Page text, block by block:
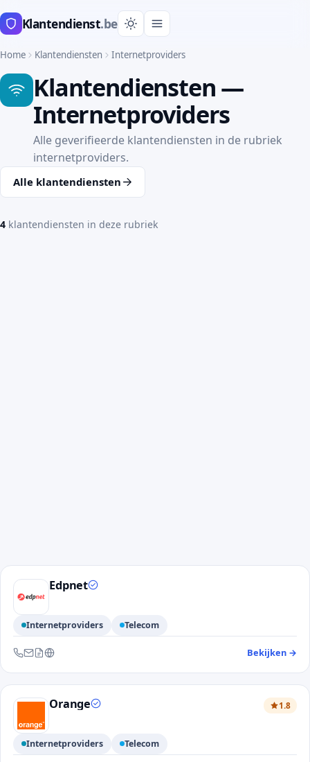
Klantendienst.be
Home Klantendiensten Internetproviders
Klantendiensten —
Internetproviders
Alle geverifieerde klantendiensten in de rubriek
internetproviders.
Alle klantendiensten
4 klantendiensten in deze rubriek
Edpnet
Internetproviders Telecom
Bereikbaar via telefoon, e-mail, contactformulier en websiteBekijken →
Orange 1.8
Internetproviders Telecom